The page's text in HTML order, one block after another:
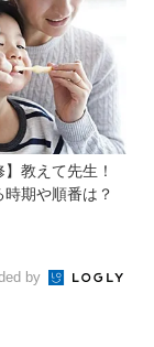
】教えて先生！
期や順番は？
by